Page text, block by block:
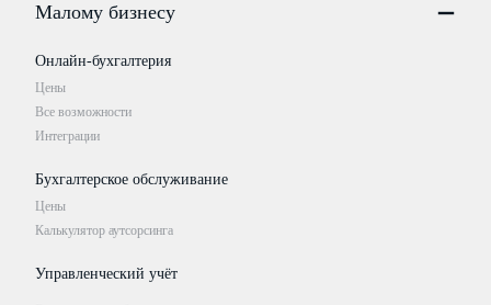
Малому бизнесу
Онлайн-бухгалтерия
Цены
Все возможности
Интеграции
Бухгалтерское обслуживание
Цены
Калькулятор аутсорсинга
Управленческий учёт